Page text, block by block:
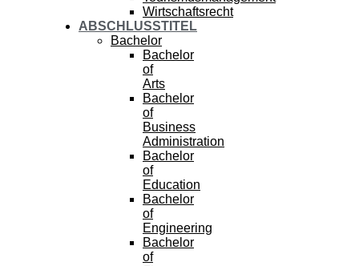
Wirtschaftsrecht
ABSCHLUSSTITEL
Bachelor
Bachelor
of
Arts
Bachelor
of
Business
Administration
Bachelor
of
Education
Bachelor
of
Engineering
Bachelor
of